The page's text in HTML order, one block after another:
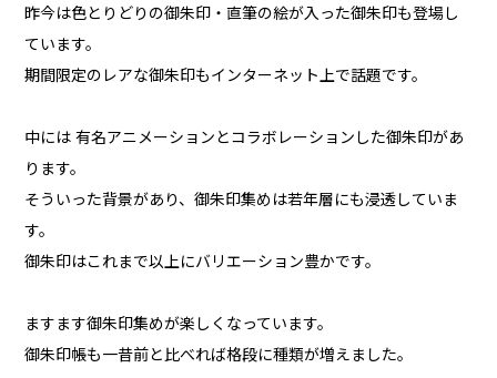
昨今は色とりどりの御朱印・直筆の絵が入った御朱印も登場し
ています。
期間限定のレアな御朱印もインターネット上で話題です。
中には 有名アニメーションとコラボレーションした御朱印があ
ります。
そういった背景があり、御朱印集めは若年層にも浸透していま
す。
御朱印はこれまで以上にバリエーション豊かです。
ますます御朱印集めが楽しくなっています。
御朱印帳も一昔前と比べれば格段に種類が増えました。